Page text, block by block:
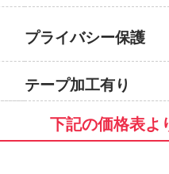
プライバシー保護
テープ加工有り
下記の価格表よ